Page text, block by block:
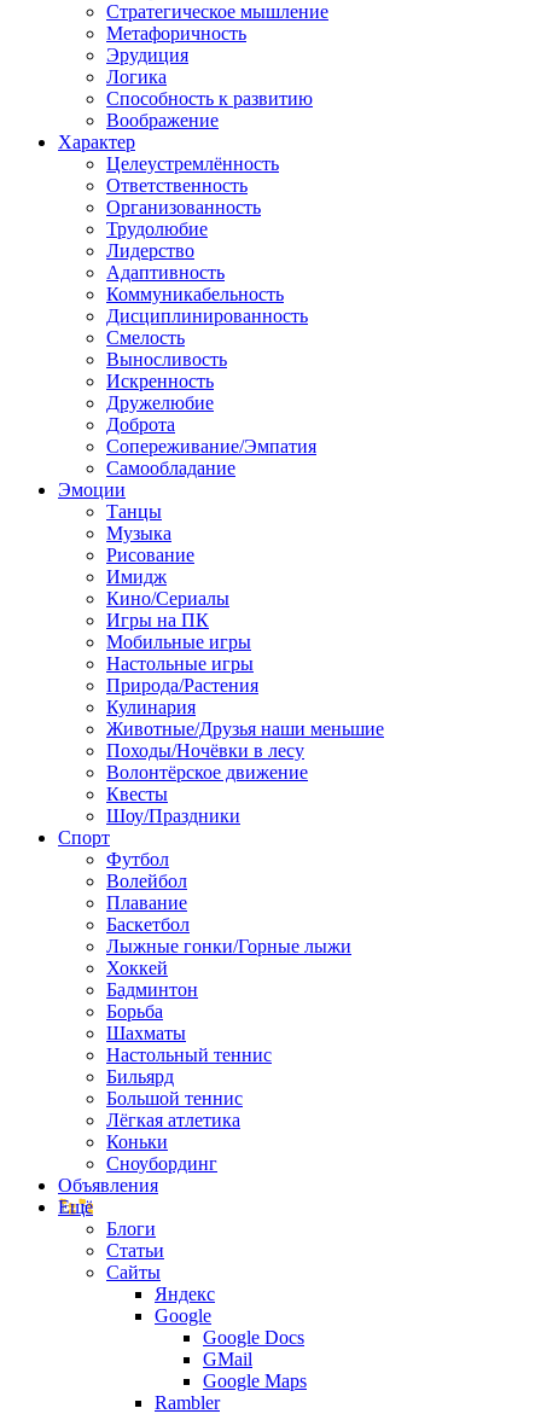
Стратегическое мышление
Метафоричность
Эрудиция
Логика
Способность к развитию
Воображение
Характер
Целеустремлённость
Ответственность
Организованность
Трудолюбие
Лидерство
Адаптивность
Коммуникабельность
Дисциплинированность
Смелость
Выносливость
Искренность
Дружелюбие
Доброта
Сопереживание/Эмпатия
Самообладание
Эмоции
Танцы
Музыка
Рисование
Имидж
Кино/Сериалы
Игры на ПК
Мобильные игры
Настольные игры
Природа/Растения
Кулинария
Животные/Друзья наши меньшие
Походы/Ночёвки в лесу
Волонтёрское движение
Квесты
Шоу/Праздники
Спорт
Футбол
Волейбол
Плавание
Баскетбол
Лыжные гонки/Горные лыжи
Хоккей
Бадминтон
Борьба
Шахматы
Настольный теннис
Бильярд
Большой теннис
Лёгкая атлетика
Коньки
Сноубординг
Объявления
Ещё
Блоги
Статьи
Сайты
Яндекс
Google
Google Docs
GMail
Google Maps
Rambler